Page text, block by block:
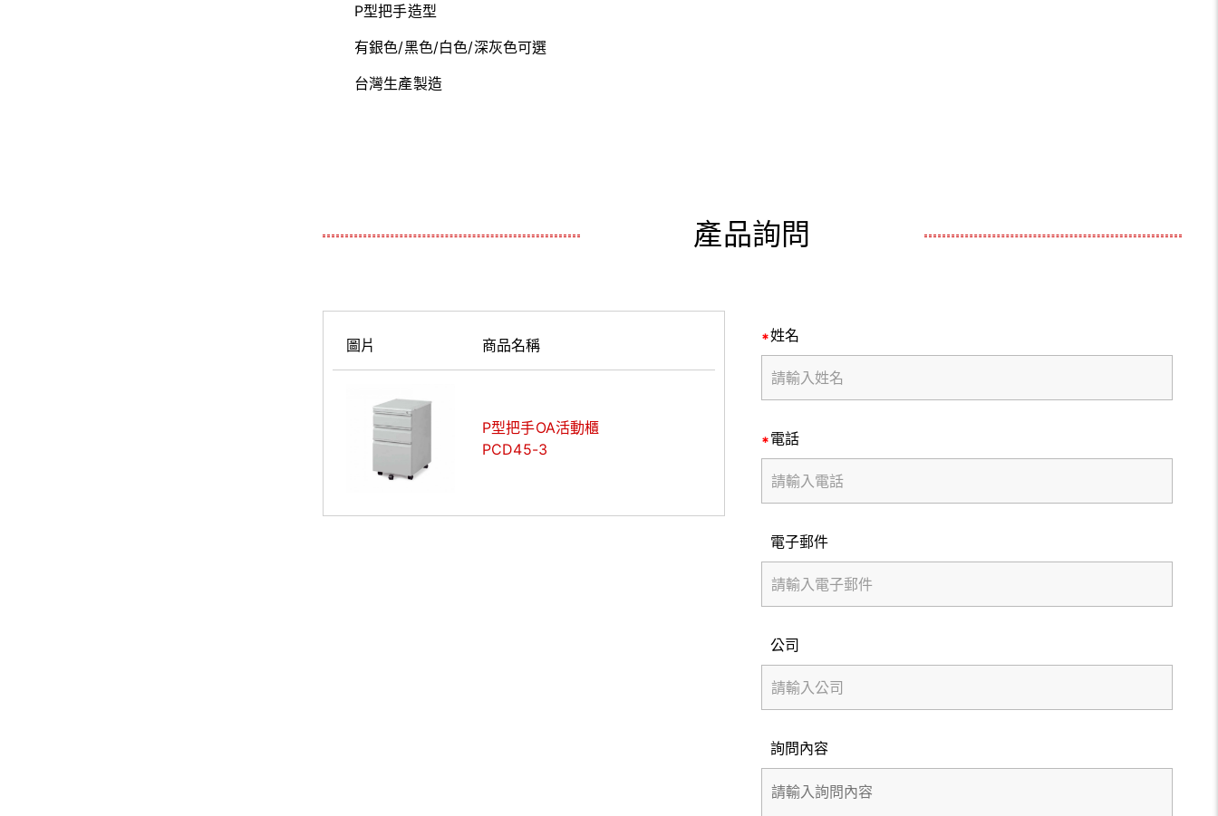
P型把手造型
有銀色/黑色/白色/深灰色可選
台灣生產製造
產品詢問
圖片 商品名稱
P型把手OA活動櫃
PCD45-3
姓名
電話
電子郵件
公司
詢問內容